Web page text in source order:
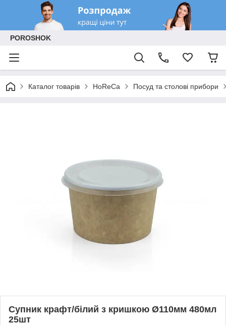
POROSHOK
Каталог товарів HoReCa Посуд та столові прибори
Супник крафт/білий з кришкою Ø110мм 480мл
25шт